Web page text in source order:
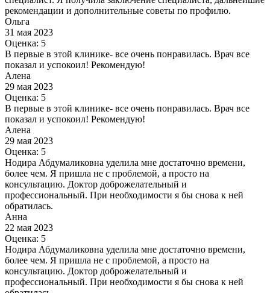
рекомендации и дополнительные советы по профилю.
Ольга
31 мая 2023
Оценка: 5
В первые в этой клинике- все очень понравилась. Врач все
показал и успокоил! Рекомендую!
Алена
29 мая 2023
Оценка: 5
В первые в этой клинике- все очень понравилась. Врач все
показал и успокоил! Рекомендую!
Алена
29 мая 2023
Оценка: 5
Нодира Абдумаликовна уделила мне достаточно времени,
более чем. Я пришла не с проблемой, а просто на
консультацию. Доктор доброжелательный и
профессиональный. При необходимости я бы снова к ней
обратилась.
Анна
22 мая 2023
Оценка: 5
Нодира Абдумаликовна уделила мне достаточно времени,
более чем. Я пришла не с проблемой, а просто на
консультацию. Доктор доброжелательный и
профессиональный. При необходимости я бы снова к ней